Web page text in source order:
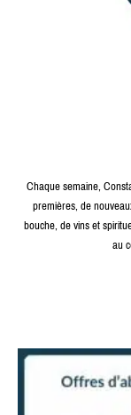
Chaque semaine,
premières, de
bouche, de vins et
au